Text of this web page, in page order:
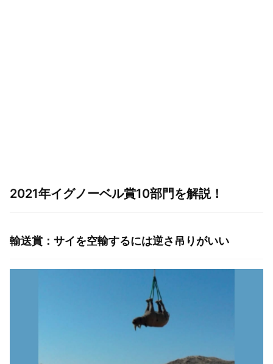
2021年イグノーベル賞10部門を解説！
輸送賞：サイを空輸するには逆さ吊りがいい